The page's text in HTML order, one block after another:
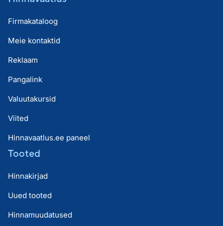
Firmakataloog
Meie kontaktid
Reklaam
Pangalink
Valuutakursid
Viited
Hinnavaatlus.ee paneel
Tooted
Hinnakirjad
Uued tooted
Hinnamuudatused